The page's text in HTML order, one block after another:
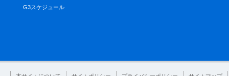
G3スケジュール